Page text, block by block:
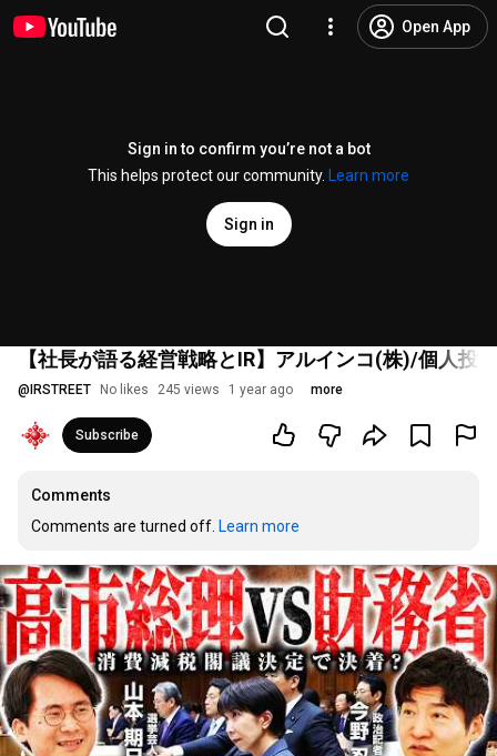
Open App
Sign in to confirm you’re not a bot
This helps protect our community.
Learn more
Sign in
【社長が語る経営戦略とIR】アルインコ(株)/個人投
@ IRSTREET No likes 245 views 1 year ago more
Subscribe
Comments
Comments are turned off. Learn more